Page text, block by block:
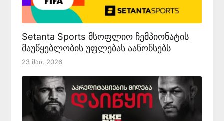
Setanta Sports მსოფლიო ჩემპიონატის
მაუწყებლობის უფლებას აანონსებს
23 Მაი, 2026